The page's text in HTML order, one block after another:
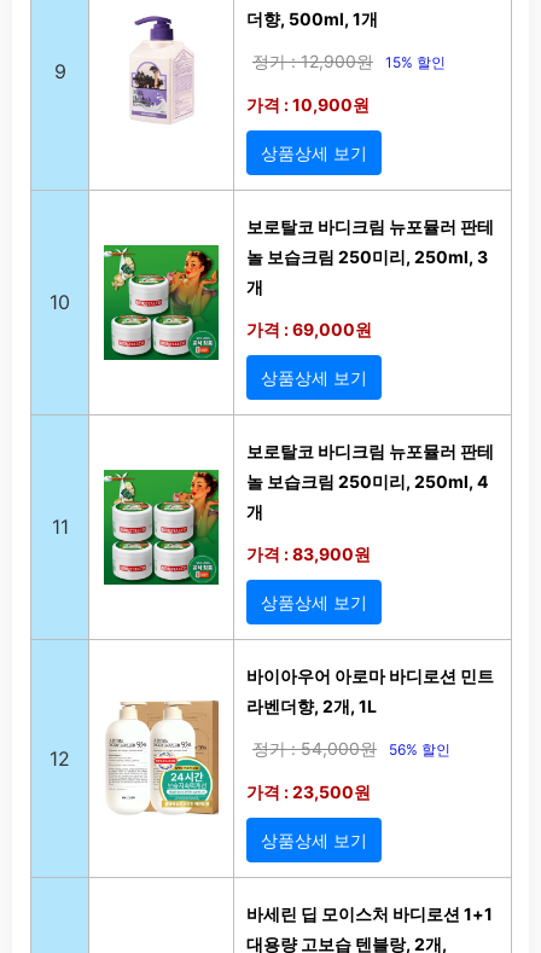
9
더향, 500ml, 1개
정가 : 12,900원 15% 할인
가격 : 10,900원
상품상세 보기
10
보로탈코 바디크림 뉴포뮬러 판테
놀 보습크림 250미리, 250ml, 3
개
가격 : 69,000원
상품상세 보기
11
보로탈코 바디크림 뉴포뮬러 판테
놀 보습크림 250미리, 250ml, 4
개
가격 : 83,900원
상품상세 보기
12
바이아우어 아로마 바디로션 민트
라벤더향, 2개, 1L
정가 : 54,000원 56% 할인
가격 : 23,500원
상품상세 보기
바세린 딥 모이스처 바디로션 1+1
대용량 고보습 텐블랑, 2개,